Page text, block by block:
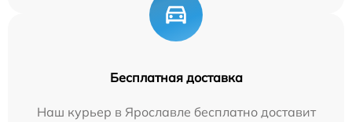
Бесплатная доставка
Наш курьер в Ярославле бесплатно доставит